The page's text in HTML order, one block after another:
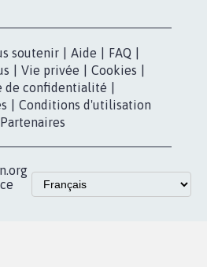
soutenir Aide FAQ
Vie privée Cookies
de confidentialité
Conditions d'utilisation
Partenaires